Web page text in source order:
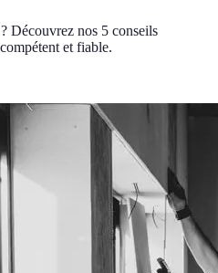
Découvrez nos 5 conseils
et fiable.